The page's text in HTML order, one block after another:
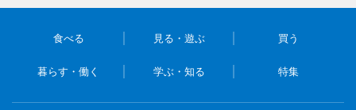
食べる 見る・遊ぶ 買う
暮らす・働く 学ぶ・知る 特集